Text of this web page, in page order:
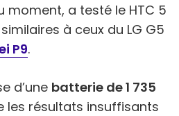
moment, a testé le HTC 5
à ceux du LG G5
P9.
d’une batterie de 1 735
les résultats insuffisants